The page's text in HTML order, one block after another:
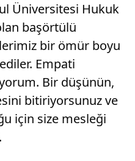
Üniversitesi Hukuk
başörtülü
bir ömür boyu
Empati
Bir düşünün,
bitiriyorsunuz ve
için size mesleği